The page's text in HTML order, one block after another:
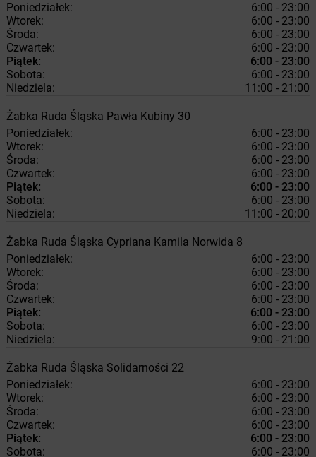
Poniedziałek:
6:00 - 23:00
Wtorek:
6:00 - 23:00
Środa:
6:00 - 23:00
Czwartek:
6:00 - 23:00
Piątek:
6:00 - 23:00
Sobota:
6:00 - 23:00
Niedziela:
11:00 - 21:00
Żabka Ruda Śląska Pawła Kubiny 30
Poniedziałek:
6:00 - 23:00
Wtorek:
6:00 - 23:00
Środa:
6:00 - 23:00
Czwartek:
6:00 - 23:00
Piątek:
6:00 - 23:00
Sobota:
6:00 - 23:00
Niedziela:
11:00 - 20:00
Żabka Ruda Śląska Cypriana Kamila Norwida 8
Poniedziałek:
6:00 - 23:00
Wtorek:
6:00 - 23:00
Środa:
6:00 - 23:00
Czwartek:
6:00 - 23:00
Piątek:
6:00 - 23:00
Sobota:
6:00 - 23:00
Niedziela:
9:00 - 21:00
Żabka Ruda Śląska Solidarności 22
Poniedziałek:
6:00 - 23:00
Wtorek:
6:00 - 23:00
Środa:
6:00 - 23:00
Czwartek:
6:00 - 23:00
Piątek:
6:00 - 23:00
Sobota:
6:00 - 23:00